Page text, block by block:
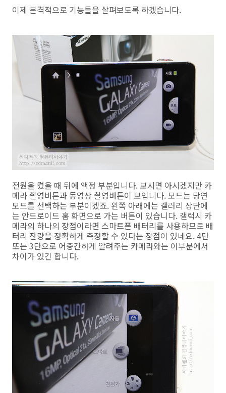
이제 본격적으로 기능들을 살펴보도록 하겠습니다.
전원을 켰을 때 뒤에 액정 부분입니다. 보시면 아시겠지만 카
메라 촬영버튼과 동영상 촬영버튼이 보입니다. 모드는 당연
모드를 선택하는 부분이겠죠. 왼쪽 아래에는 갤러리 상단에
는 안드로이드 홈 화면으로 가는 버튼이 있습니다. 갤럭시 카
메라의 하나의 장점이라면 스마트폰 배터리를 사용하므로 배
터리 잔량을 정확하게 측정할 수 있다는 장점이 있네요. 4단
또는 3단으로 어중간하게 알려주는 카메라와는 이부분에서
차이가 있긴 합니다.